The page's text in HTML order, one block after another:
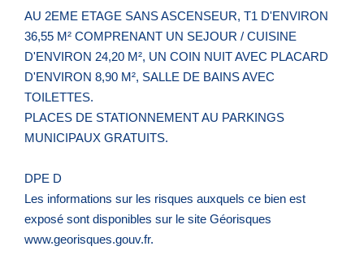
AU 2EME ETAGE SANS ASCENSEUR, T1 D'ENVIRON
36,55 M² COMPRENANT UN SEJOUR / CUISINE
D'ENVIRON 24,20 M², UN COIN NUIT AVEC PLACARD
D'ENVIRON 8,90 M², SALLE DE BAINS AVEC
TOILETTES.
PLACES DE STATIONNEMENT AU PARKINGS
MUNICIPAUX GRATUITS.
DPE D
Les informations sur les risques auxquels ce bien est
exposé sont disponibles sur le site Géorisques
www.georisques.gouv.fr.